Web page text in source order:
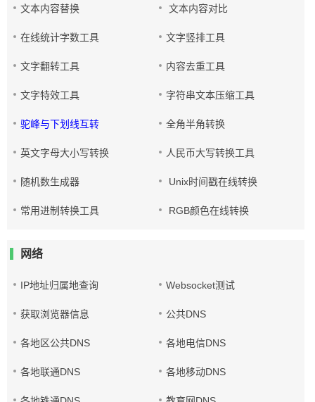
文本内容替换 文本内容对比
在线统计字数工具 文字竖排工具
文字翻转工具 内容去重工具
文字特效工具 字符串文本压缩工具
驼峰与下划线互转 全角半角转换
英文字母大小写转换 人民币大写转换工具
随机数生成器 Unix时间戳在线转换
常用进制转换工具 RGB颜色在线转换
网络
IP地址归属地查询 Websocket测试
获取浏览器信息 公共DNS
各地区公共DNS 各地电信DNS
各地联通DNS 各地移动DNS